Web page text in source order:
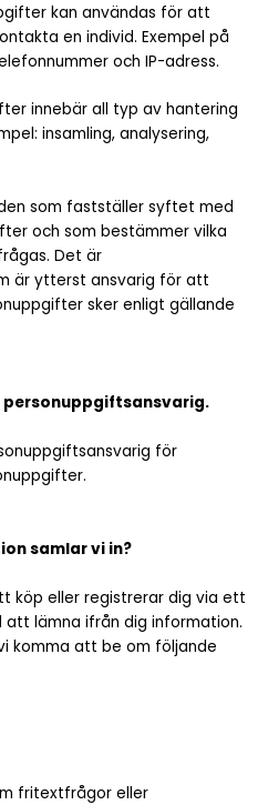
kan användas för att
en individ. Exempel på
och IP-adress.
innebär all typ av hantering
insamling, analysering,
som fastställer syftet med
och som bestämmer vilka
Det är
är ytterst ansvarig för att
sker enligt gällande
personuppgiftsansvarig.
för
samlar vi in?
köp eller registrerar dig via ett
att lämna ifrån dig information.
komma att be om följande
fritextfrågor eller